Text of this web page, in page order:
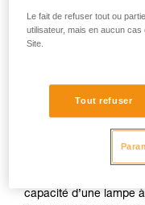
technologie
donnée,
systématiquement une
Dans le cas d’une
entièrement sur la
batteries
capacité, afin d’en
un port confortable.
capacité d’une lampe
Le fait de refuser tout ou
utilisateur, mais en aucun
Site.
Tout refuser